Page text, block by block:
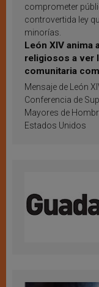
comprometer
controvertida ley
minorías.
León XIV anima
religiosos a ver
comunitaria
inspiración y
Mensaje de León
Conferencia de
Mayores de
Estados Unidos